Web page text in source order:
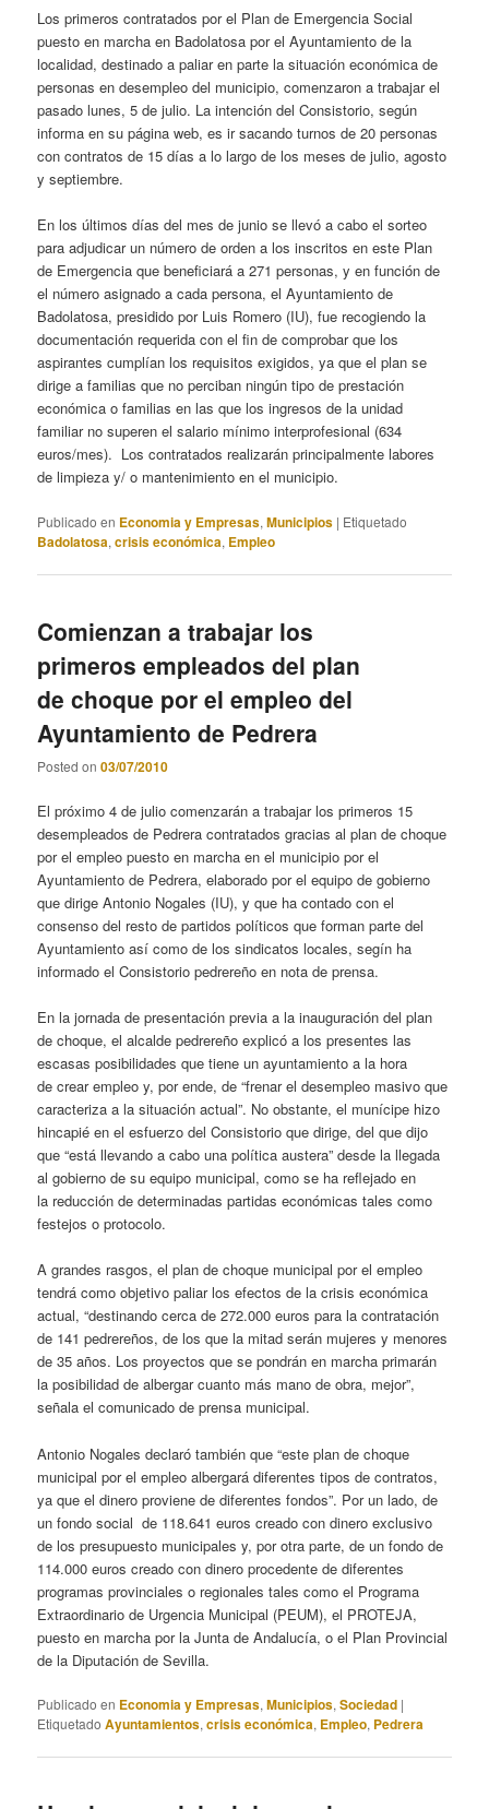
Los primeros contratados por el Plan de Emergencia Social
puesto en marcha en Badolatosa por el Ayuntamiento de la
localidad, destinado a paliar en parte la situación económica de
personas en desempleo del municipio, comenzaron a trabajar el
pasado lunes, 5 de julio. La intención del Consistorio, según
informa en su página web, es ir sacando turnos de 20 personas
con contratos de 15 días a lo largo de los meses de julio, agosto
y septiembre.
En los últimos días del mes de junio se llevó a cabo el sorteo
para adjudicar un número de orden a los inscritos en este Plan
de Emergencia que beneficiará a 271 personas, y en función de
el número asignado a cada persona, el Ayuntamiento de
Badolatosa, presidido por Luis Romero (IU), fue recogiendo la
documentación requerida con el fin de comprobar que los
aspirantes cumplían los requisitos exigidos, ya que el plan se
dirige a familias que no perciban ningún tipo de prestación
económica o familias en las que los ingresos de la unidad
familiar no superen el salario mínimo interprofesional (634
euros/mes). Los contratados realizarán principalmente labores
de limpieza y/ o mantenimiento en el municipio.
Publicado en Economia y Empresas,Municipios | Etiquetado
Badolatosa,crisis económica, Empleo
Comienzan a trabajar los
primeros empleados del plan
de choque por el empleo del
Ayuntamiento de Pedrera
Posted on03/07/2010
El próximo 4 de julio comenzarán a trabajar los primeros 15
desempleados de Pedrera contratados gracias al plan de choque
por el empleo puesto en marcha en el municipio por el
Ayuntamiento de Pedrera, elaborado por el equipo de gobierno
que dirige Antonio Nogales (IU), y que ha contado con el
consenso del resto de partidos políticos que forman parte del
Ayuntamiento así como de los sindicatos locales, segín ha
informado el Consistorio pedrereño en nota de prensa.
En la jornada de presentación previa a la inauguración del plan
de choque, el alcalde pedrereño explicó a los presentes las
escasas posibilidades que tiene un ayuntamiento a la hora
de crear empleo y, por ende, de “frenar el desempleo masivo que
caracteriza a la situación actual”. No obstante, el munícipe hizo
hincapié en el esfuerzo del Consistorio que dirige, del que dijo
que “está llevando a cabo una política austera” desde la llegada
al gobierno de su equipo municipal, como se ha reflejado en
la reducción de determinadas partidas económicas tales como
festejos o protocolo.
A grandes rasgos, el plan de choque municipal por el empleo
tendrá como objetivo paliar los efectos de la crisis económica
actual, “destinando cerca de 272.000 euros para la contratación
de 141 pedrereños, de los que la mitad serán mujeres y menores
de 35 años. Los proyectos que se pondrán en marcha primarán
la posibilidad de albergar cuanto más mano de obra, mejor”,
señala el comunicado de prensa municipal.
Antonio Nogales declaró también que “este plan de choque
municipal por el empleo albergará diferentes tipos de contratos,
ya que el dinero proviene de diferentes fondos”. Por un lado, de
un fondo social de 118.641 euros creado con dinero exclusivo
de los presupuesto municipales y, por otra parte, de un fondo de
114.000 euros creado con dinero procedente de diferentes
programas provinciales o regionales tales como el Programa
Extraordinario de Urgencia Municipal (PEUM), el PROTEJA,
puesto en marcha por la Junta de Andalucía, o el Plan Provincial
de la Diputación de Sevilla.
Publicado en Economia y Empresas,Municipios,Sociedad |
Etiquetado Ayuntamientos,crisis económica, Empleo, Pedrera